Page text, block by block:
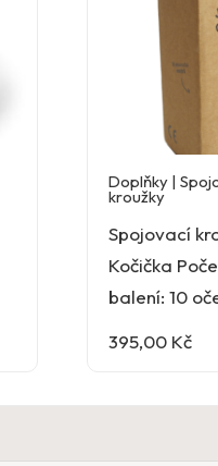
Doplňky |
kroužky
Spojovací
Kočička
balení: 10
395,00 Kč